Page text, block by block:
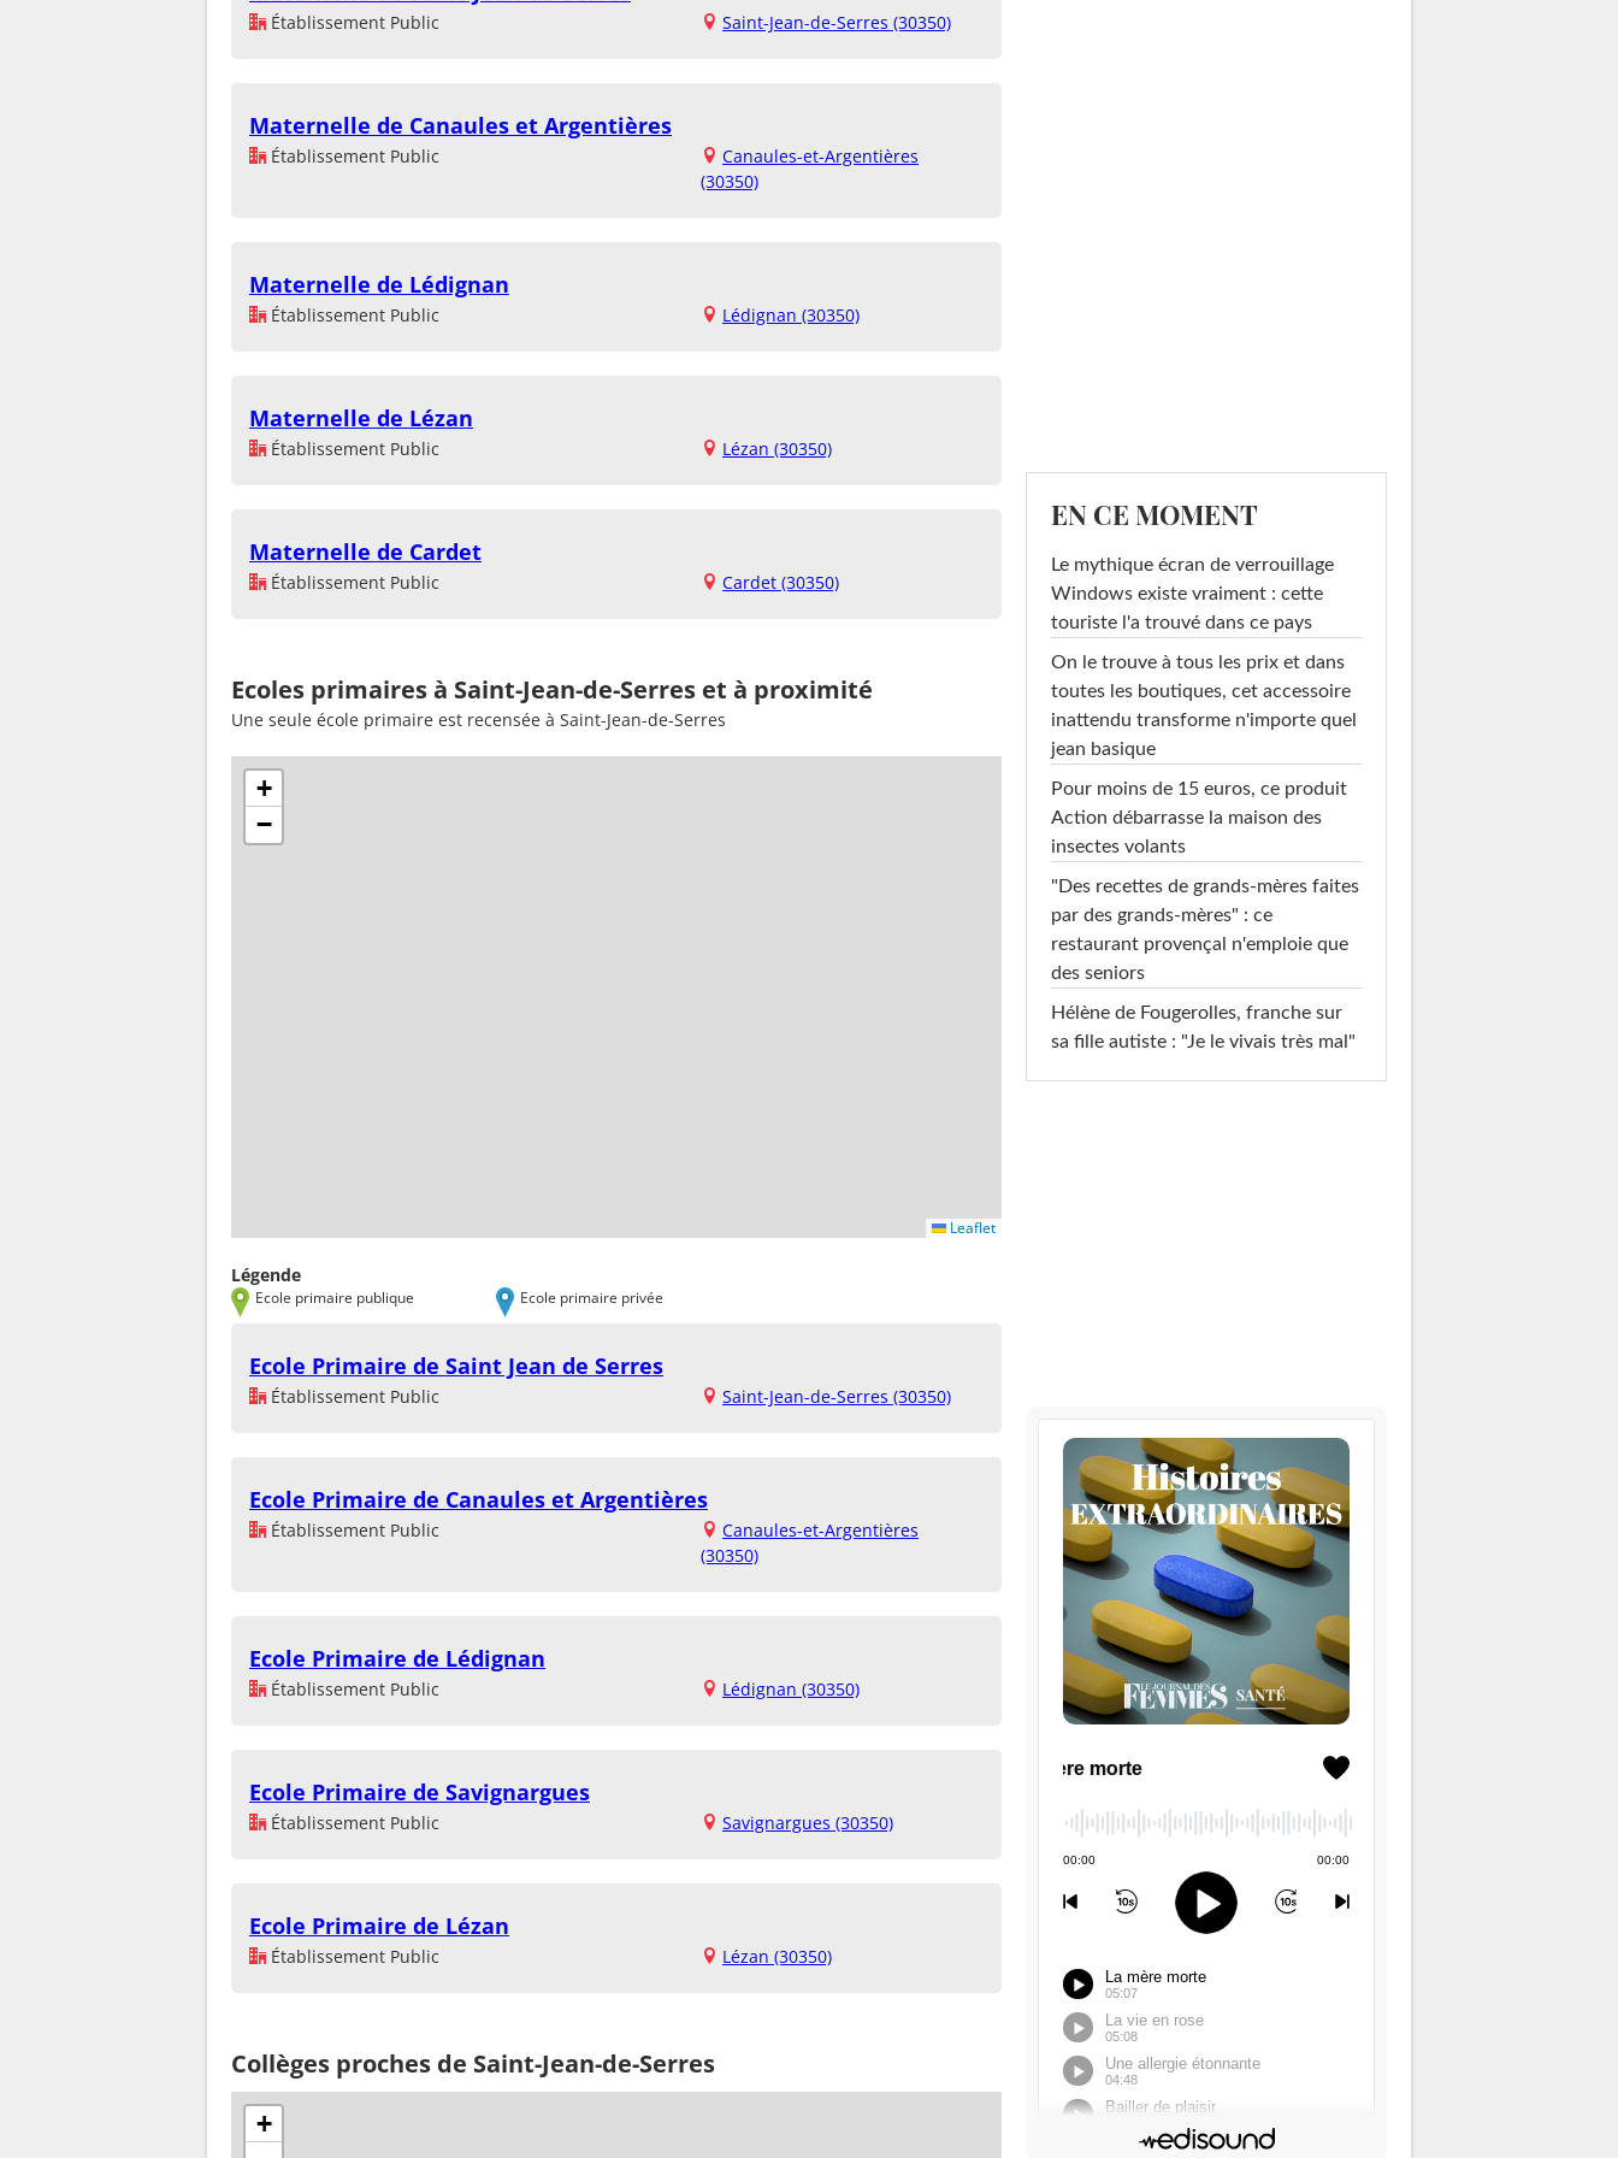
Établissement Public Saint-Jean-de-Serres (30350)
Maternelle de Canaules et Argentières
Établissement Public
Canaules-et-Argentières
(30350)
Maternelle de Lédignan
Établissement Public Lédignan (30350)
Maternelle de Lézan
Établissement Public Lézan (30350)
Maternelle de Cardet
Établissement Public Cardet (30350)
Ecoles primaires à Saint-Jean-de-Serres et à proximité
Une seule école primaire est recensée à Saint-Jean-de-Serres
+
−
Leaflet
Légende
Ecole primaire publique Ecole primaire privée
Ecole Primaire de Saint Jean de Serres
Établissement Public Saint-Jean-de-Serres (30350)
Ecole Primaire de Canaules et Argentières
Établissement Public
Canaules-et-Argentières
(30350)
Ecole Primaire de Lédignan
Établissement Public Lédignan (30350)
Ecole Primaire de Savignargues
Établissement Public Savignargues (30350)
Ecole Primaire de Lézan
Établissement Public Lézan (30350)
Collèges proches de Saint-Jean-de-Serres
+
EN CE MOMENT
Le mythique écran de verrouillage
Windows existe vraiment : cette
touriste l'a trouvé dans ce pays
On le trouve à tous les prix et dans
toutes les boutiques, cet accessoire
inattendu transforme n'importe quel
jean basique
Pour moins de 15 euros, ce produit
Action débarrasse la maison des
insectes volants
"Des recettes de grands-mères faites
par des grands-mères" : ce
restaurant provençal n'emploie que
des seniors
Hélène de Fougerolles, franche sur
sa fille autiste : "Je le vivais très mal"